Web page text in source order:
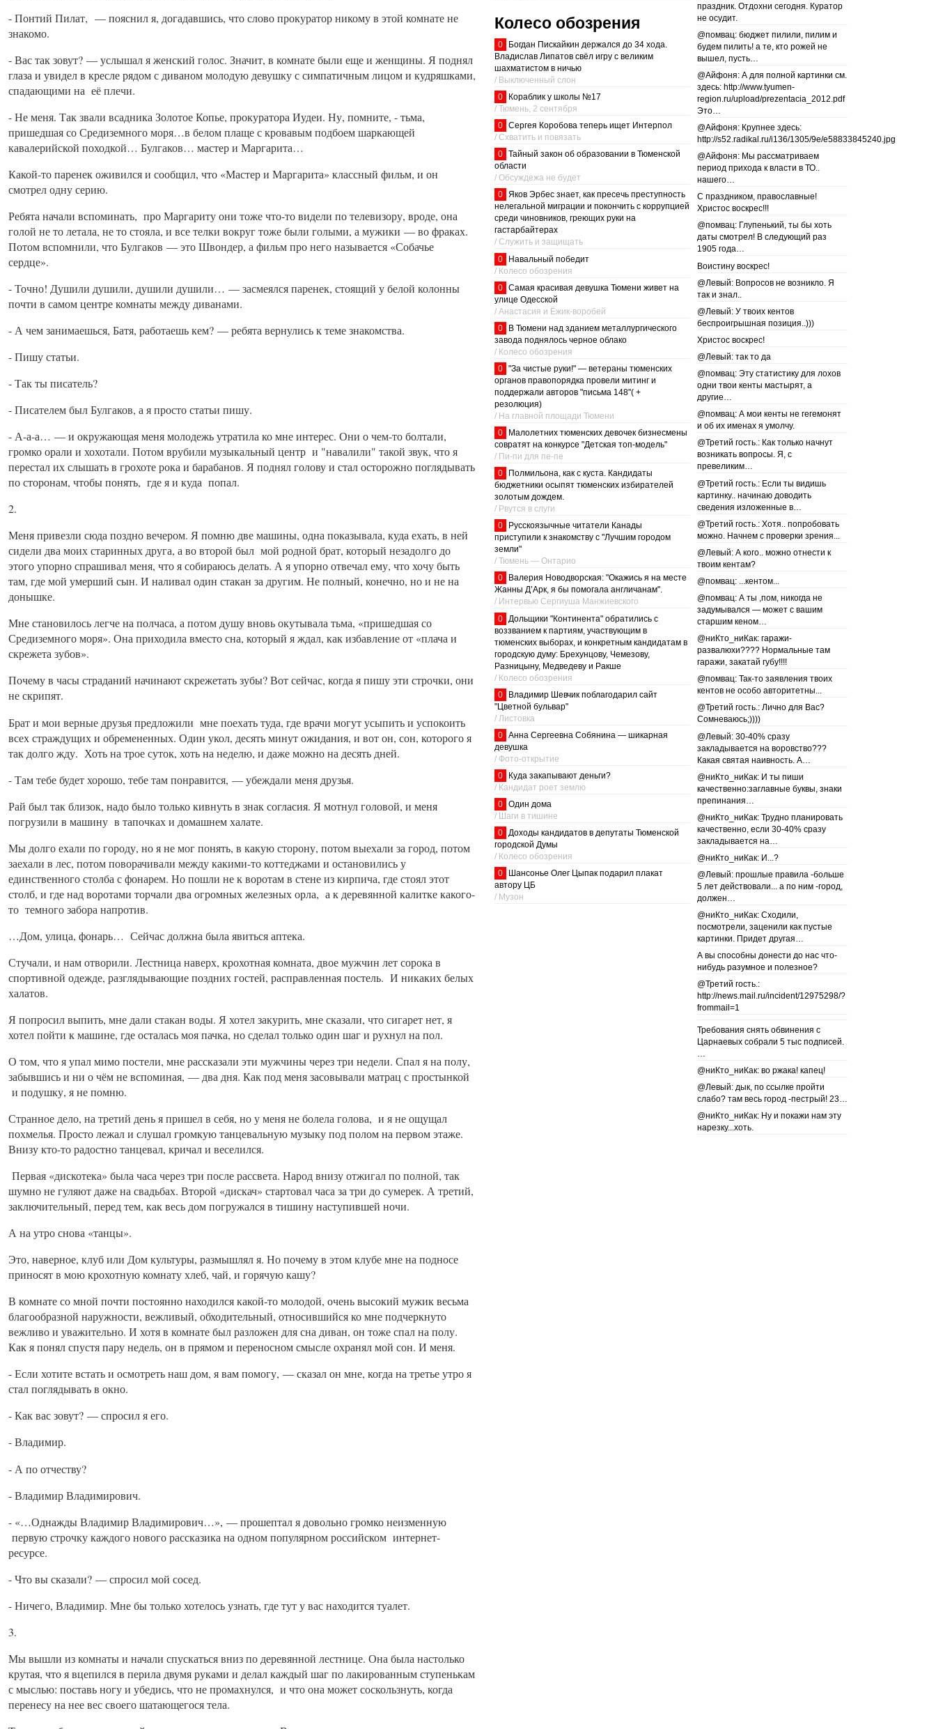
- Понтий Пилат, — пояснил я, догадавшись, что слово прокуратор никому в этой комнате не
знакомо.
- Вас так зовут? — услышал я женский голос. Значит, в комнате были еще и женщины. Я поднял
глаза и увидел в кресле рядом с диваном молодую девушку с симпатичным лицом и кудряшками,
спадающими на её плечи.
- Не меня. Так звали всадника Золотое Копье, прокуратора Иудеи. Ну, помните, - тьма,
пришедшая со Средиземного моря…в белом плаще с кровавым подбоем шаркающей
кавалерийской походкой… Булгаков… мастер и Маргарита…
Какой-то паренек оживился и сообщил, что «Мастер и Маргарита» классный фильм, и он
смотрел одну серию.
Ребята начали вспоминать, про Маргариту они тоже что-то видели по телевизору, вроде, она
голой не то летала, не то стояла, и все телки вокруг тоже были голыми, а мужики — во фраках.
Потом вспомнили, что Булгаков — это Швондер, а фильм про него называется «Собачье
сердце».
- Точно! Душили душили, душили душили… — засмеялся паренек, стоящий у белой колонны
почти в самом центре комнаты между диванами.
- А чем занимаешься, Батя, работаешь кем? — ребята вернулись к теме знакомства.
- Пишу статьи.
- Так ты писатель?
- Писателем был Булгаков, а я просто статьи пишу.
- А-а-а… — и окружающая меня молодежь утратила ко мне интерес. Они о чем-то болтали,
громко орали и хохотали. Потом врубили музыкальный центр и "навалили" такой звук, что я
перестал их слышать в грохоте рока и барабанов. Я поднял голову и стал осторожно поглядывать
по сторонам, чтобы понять, где я и куда попал.
2.
Меня привезли сюда поздно вечером. Я помню две машины, одна показывала, куда ехать, в ней
сидели два моих старинных друга, а во второй был мой родной брат, который незадолго до
этого упорно спрашивал меня, что я собираюсь делать. А я упорно отвечал ему, что хочу быть
там, где мой умерший сын. И наливал один стакан за другим. Не полный, конечно, но и не на
донышке.
Мне становилось легче на полчаса, а потом душу вновь окутывала тьма, «пришедшая со
Средиземного моря». Она приходила вместо сна, который я ждал, как избавление от «плача и
скрежета зубов».
Почему в часы страданий начинают скрежетать зубы? Вот сейчас, когда я пишу эти строчки, они
не скрипят.
Брат и мои верные друзья предложили мне поехать туда, где врачи могут усыпить и успокоить
всех страждущих и обремененных. Один укол, десять минут ожидания, и вот он, сон, которого я
так долго жду. Хоть на трое суток, хоть на неделю, и даже можно на десять дней.
- Там тебе будет хорошо, тебе там понравится, — убеждали меня друзья.
Рай был так близок, надо было только кивнуть в знак согласия. Я мотнул головой, и меня
погрузили в машину в тапочках и домашнем халате.
Мы долго ехали по городу, но я не мог понять, в какую сторону, потом выехали за город, потом
заехали в лес, потом поворачивали между какими-то коттеджами и остановились у
единственного столба с фонарем. Но пошли не к воротам в стене из кирпича, где стоял этот
столб, и где над воротами торчали два огромных железных орла, а к деревянной калитке какого-
то темного забора напротив.
…Дом, улица, фонарь… Сейчас должна была явиться аптека.
Стучали, и нам отворили. Лестница наверх, крохотная комната, двое мужчин лет сорока в
спортивной одежде, разглядывающие поздних гостей, расправленная постель. И никаких белых
халатов.
Я попросил выпить, мне дали стакан воды. Я хотел закурить, мне сказали, что сигарет нет, я
хотел пойти к машине, где осталась моя пачка, но сделал только один шаг и рухнул на пол.
О том, что я упал мимо постели, мне рассказали эти мужчины через три недели. Спал я на полу,
забывшись и ни о чём не вспоминая, — два дня. Как под меня засовывали матрац с простынкой
и подушку, я не помню.
Странное дело, на третий день я пришел в себя, но у меня не болела голова, и я не ощущал
похмелья. Просто лежал и слушал громкую танцевальную музыку под полом на первом этаже.
Внизу кто-то радостно танцевал, кричал и веселился.
Первая «дискотека» была часа через три после рассвета. Народ внизу отжигал по полной, так
шумно не гуляют даже на свадьбах. Второй «дискач» стартовал часа за три до сумерек. А третий,
заключительный, перед тем, как весь дом погружался в тишину наступившей ночи.
А на утро снова «танцы».
Это, наверное, клуб или Дом культуры, размышлял я. Но почему в этом клубе мне на подносе
приносят в мою крохотную комнату хлеб, чай, и горячую кашу?
В комнате со мной почти постоянно находился какой-то молодой, очень высокий мужик весьма
благообразной наружности, вежливый, обходительный, относившийся ко мне подчеркнуто
вежливо и уважительно. И хотя в комнате был разложен для сна диван, он тоже спал на полу.
Как я понял спустя пару недель, он в прямом и переносном смысле охранял мой сон. И меня.
- Если хотите встать и осмотреть наш дом, я вам помогу, — сказал он мне, когда на третье утро я
стал поглядывать в окно.
- Как вас зовут? — спросил я его.
- Владимир.
- А по отчеству?
- Владимир Владимирович.
- «…Однажды Владимир Владимирович…», — прошептал я довольно громко неизменную
первую строчку каждого нового рассказика на одном популярном российском интернет-
ресурсе.
- Что вы сказали? — спросил мой сосед.
- Ничего, Владимир. Мне бы только хотелось узнать, где тут у вас находится туалет.
3.
Мы вышли из комнаты и начали спускаться вниз по деревянной лестнице. Она была настолько
крутая, что я вцепился в перила двумя руками и делал каждый шаг по лакированным ступенькам
с мыслью: поставь ногу и убедись, что не промахнулся, и что она может соскользнуть, когда
перенесу на нее вес своего шатающегося тела.
Колесо обозрения
0
Богдан Пискайкин держался до 34 хода.
Владислав Липатов свёл игру с великим
шахматистом в ничью
/ Выключенный слон
0
Кораблик у школы №17
/ Тюмень, 2 сентября
0 Сергея Коробова теперь ищет Интерпол
/ Схватить и повязать
0 Тайный закон об образовании в Тюменской
области
/ Обсуждежа не будет
0 Яков Эрбес знает, как пресечь преступность
нелегальной миграции и покончить с коррупцией
среди чиновников, греющих руки на
гастарбайтерах
/ Служить и защищать
0
Навальный победит
/ Колесо обозрения
0 Самая красивая девушка Тюмени живет на
улице Одесской
/ Анастасия и Ёжик-воробей
0
В Тюмени над зданием металлургического
завода поднялось черное облако
/ Колесо обозрения
0 "За чистые руки!" — ветераны тюменских
органов правопорядка провели митинг и
поддержали авторов "письма 148"( +
резолюция)
/ На главной площади Тюмени
0
Малолетних тюменских девочек бизнесмены
совратят на конкурсе "Детская топ-модель"
/ Пи-пи для пе-пе
0
Полмильона, как с куста. Кандидаты
бюджетники осыпят тюменских избирателей
золотым дождем.
/ Рвутся в слуги
0
Русскоязычные читатели Канады
приступили к знакомству с "Лучшим городом
земли"
/ Тюмень — Онтарио
0
Валерия Новодворская: "Окажись я на месте
Жанны Д’Арк, я бы помогала англичанам".
/ Интервью Сергиуша Манжиевского
0
Дольщики "Континента" обратились с
воззванием к партиям, участвующим в
тюменских выборах, и конкретным кандидатам в
городскую думу: Брехунцову, Чемезову,
Разницыну, Медведеву и Ракше
/ Колесо обозрения
0
Владимир Шевчик поблагодарил сайт
"Цветной бульвар"
/ Листовка
0 Анна Сергеевна Собянина — шикарная
девушка
/ Фото-открытие
0
Куда закапывают деньги?
/ Кандидат роет землю
0 Один дома
/ Шаги в тишине
0 Доходы кандидатов в депутаты Тюменской
городской Думы
/ Колесо обозрения
0
Шансонье Олег Цыпак подарил плакат
автору ЦБ
/ Музон
праздник. Отдохни сегодня. Куратор
не осудит.
@помвац: бюджет пилили, пилим и
будем пилить! а те, кто рожей не
вышел, пусть…
@Айфоня: А для полной картинки см.
здесь: http://www.tyumen-
region.ru/upload/prezentacia_2012.pdf
Это…
@Айфоня: Крупнее здесь:
http://s52.radikal.ru/i136/1305/9e/e58833845240.jpg
@Айфоня: Мы рассматриваем
период прихода к власти в ТО..
нашего…
С праздником, православные!
Христос воскрес!!!
@помвац: Глупенький, ты бы хоть
даты смотрел! В следующий раз
1905 года…
Воистину воскрес!
@Левый: Вопросов не возникло. Я
так и знал..
@Левый: У твоих кентов
беспроигрышная позиция..)))
Христос воскрес!
@Левый: так то да
@помвац: Эту статистику для лохов
одни твои кенты мастырят, а
другие…
@помвац: А мои кенты не гегемонят
и об их именах я умолчу.
@Третий гость.: Как только начнут
возникать вопросы. Я, с
превеликим…
@Третий гость.: Если ты видишь
картинку.. начинаю доводить
сведения изложенные в…
@Третий гость.: Хотя.. попробовать
можно. Начнем с проверки зрения...
@Левый: А кого.. можно отнести к
твоим кентам?
@помвац: ...кентом...
@помвац: А ты ,пом, никогда не
задумывался — может с вашим
старшим кеном…
@ниКто_ниКак: гаражи-
развалюхи???? Нормальные там
гаражи, закатай губу!!!!
@помвац: Так-то заявления твоих
кентов не особо авторитетны...
@Третий гость.: Лично для Вас?
Сомневаюсь;))))
@Левый: 30-40% сразу
закладывается на воровство???
Какая святая наивность. А…
@ниКто_ниКак: И ты пиши
качественно:заглавные буквы, знаки
препинания…
@ниКто_ниКак: Трудно планировать
качественно, если 30-40% сразу
закладывается на…
@ниКто_ниКак: И...?
@Левый: прошлые правила -больше
5 лет действовали... а по ним -город,
должен…
@ниКто_ниКак: Сходили,
посмотрели, заценили как пустые
картинки. Придет другая…
А вы способны донести до нас что-
нибудь разумное и полезное?
@Третий гость.:
http://news.mail.ru/incident/12975298/?
frommail=1
Требования снять обвинения с
Царнаевых собрали 5 тыс подписей.
@ниКто_ниКак: во ржака! капец!
@Левый: дык, по ссылке пройти
слабо? там весь город -пестрый! 23…
@ниКто_ниКак: Ну и покажи нам эту
нарезку...хоть.